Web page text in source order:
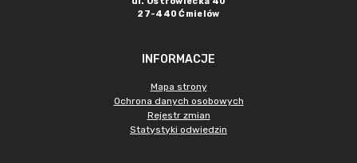
27-440 Ćmielów
INFORMACJE
Mapa strony
Ochrona danych osobowych
Rejestr zmian
Statystyki odwiedzin